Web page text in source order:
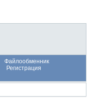
Файлообменник
Регистрация